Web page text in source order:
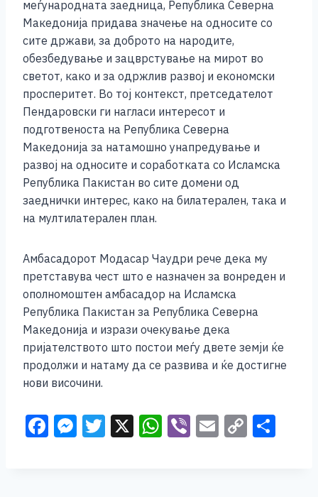
меѓународната заедница, Република Северна
Македонија придава значење на односите со
сите држави, за доброто на народите,
обезбедување и зацврстување на мирот во
светот, како и за одржлив развој и економски
просперитет. Во тој контекст, претседателот
Пендаровски ги нагласи интересот и
подготвеноста на Република Северна
Македонија за натамошно унапредување и
развој на односите и соработката со Исламска
Република Пакистан во сите домени од
заеднички интерес, како на билатерален, така и
на мултилатерален план.
Амбасадорот Модaсар Чаудри рече дека му
претставува чест што е назначен за вонреден и
ополномоштен амбасадор на Исламска
Република Пакистан за Република Северна
Македонија и изрази очекување дека
пријателството што постои меѓу двете земји ќе
продолжи и натаму да се развива и ќе достигне
нови височини.
F M T X W Vi E C